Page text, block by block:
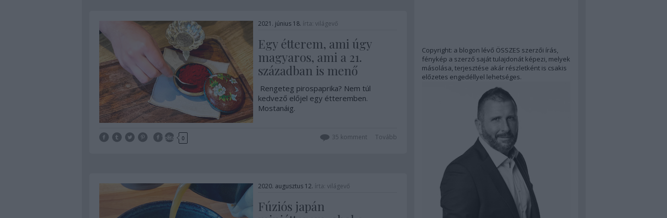
2021. június 18. írta: világevő
Egy étterem, ami úgy
magyaros, ami a 21.
században is menő
Rengeteg pirospaprika? Nem túl
kedvező előjel egy étteremben.
Mostanáig.
Tetszik 0 Tovább
35 komment
2020. augusztus 12. írta: világevő
Fúziós japán
Copyright: a blogon lévő ÖSSZES szerzői írás,
fénykép a szerző saját tulajdonát képezi, melyek
másolása, terjesztése akár részletként is csakis
előzetes engedéllyel lehetséges.